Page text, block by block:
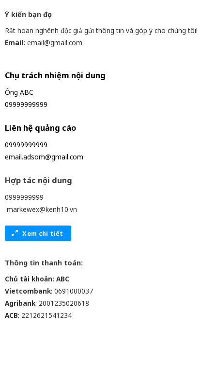
Ý kiến bạn đọc
Rất hoan nghênh độc giả gửi thông tin và góp ý cho chúng tôi!
Email: email@gmail.com
Chịu trách nhiệm nội dung
Ông ABC
09999999999
Liên hệ quảng cáo
09999999999
email.adsom@gmail.com
Hợp tác nội dung
0999999999
markewex@kenh10.vn
Xem chi tiết
Thông tin thanh toán:
Chủ tài khoản: ABC
Vietcombank: 0691000037
Agribank: 2001235020618
ACB: 2212621541234